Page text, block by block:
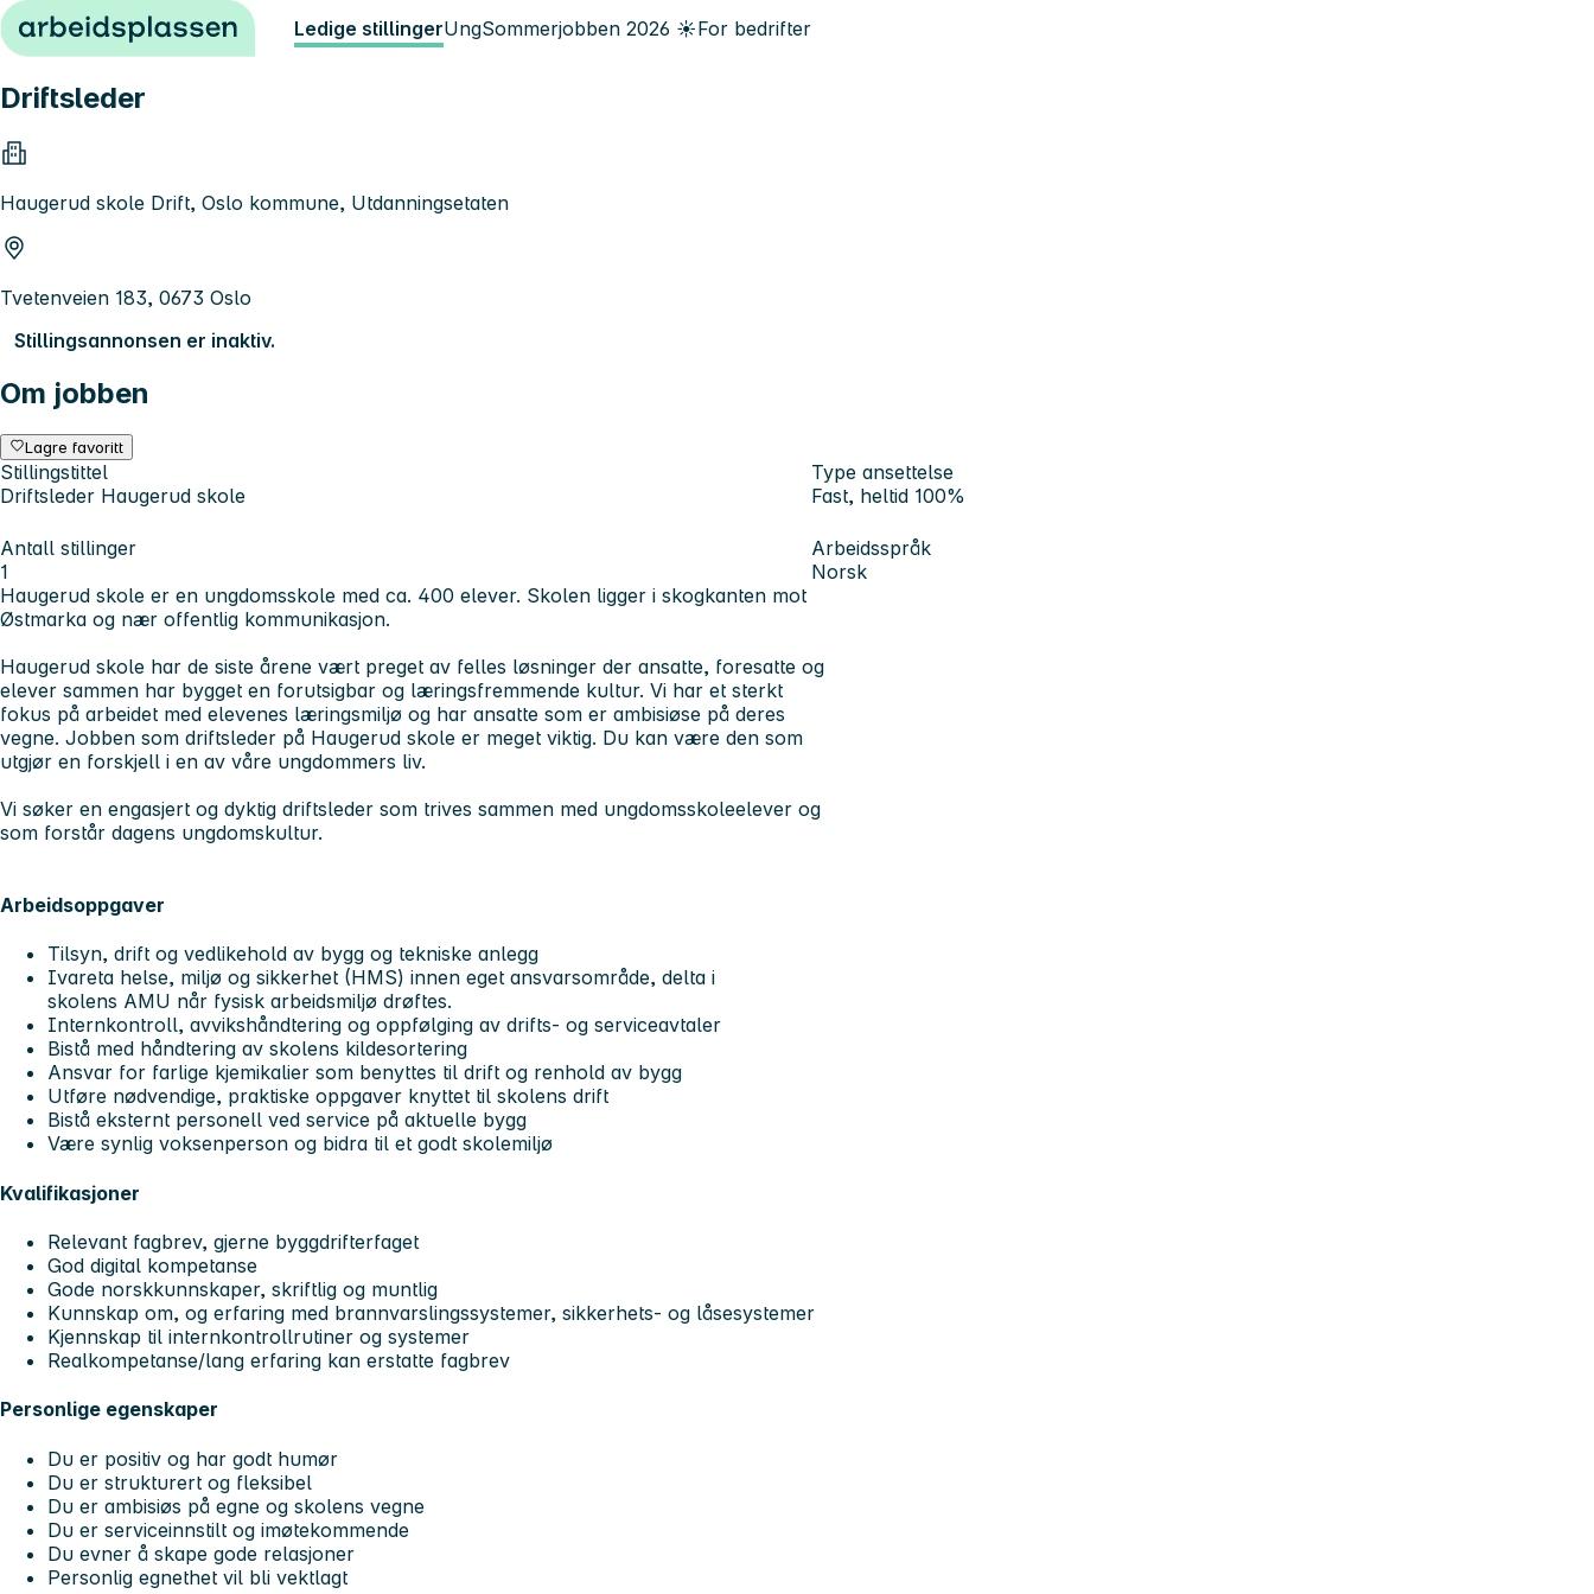
Hopp til innhold Ledige stillingerUngSommerjobben 2026 ☀️For bedrifter
Driftsleder
Haugerud skole Drift, Oslo kommune, Utdanningsetaten
Tvetenveien 183, 0673 Oslo
Stillingsannonsen er inaktiv.
Om jobben
Lagre favoritt
Stillingstittel
Driftsleder Haugerud skole
Type ansettelse
Fast, heltid 100%
Antall stillinger
1
Arbeidsspråk
Norsk
Haugerud skole er en ungdomsskole med ca. 400 elever. Skolen ligger i skogkanten mot
Østmarka og nær offentlig kommunikasjon.
Haugerud skole har de siste årene vært preget av felles løsninger der ansatte, foresatte og
elever sammen har bygget en forutsigbar og læringsfremmende kultur. Vi har et sterkt
fokus på arbeidet med elevenes læringsmiljø og har ansatte som er ambisiøse på deres
vegne. Jobben som driftsleder på Haugerud skole er meget viktig. Du kan være den som
utgjør en forskjell i en av våre ungdommers liv.
Vi søker en engasjert og dyktig driftsleder som trives sammen med ungdomsskoleelever og
som forstår dagens ungdomskultur.
Arbeidsoppgaver
Tilsyn, drift og vedlikehold av bygg og tekniske anlegg
Ivareta helse, miljø og sikkerhet (HMS) innen eget ansvarsområde, delta i
skolens AMU når fysisk arbeidsmiljø drøftes.
Internkontroll, avvikshåndtering og oppfølging av drifts- og serviceavtaler
Bistå med håndtering av skolens kildesortering
Ansvar for farlige kjemikalier som benyttes til drift og renhold av bygg
Utføre nødvendige, praktiske oppgaver knyttet til skolens drift
Bistå eksternt personell ved service på aktuelle bygg
Være synlig voksenperson og bidra til et godt skolemiljø
Kvalifikasjoner
Relevant fagbrev, gjerne byggdrifterfaget
God digital kompetanse
Gode norskkunnskaper, skriftlig og muntlig
Kunnskap om, og erfaring med brannvarslingssystemer, sikkerhets- og låsesystemer
Kjennskap til internkontrollrutiner og systemer
Realkompetanse/lang erfaring kan erstatte fagbrev
Personlige egenskaper
Du er positiv og har godt humør
Du er strukturert og fleksibel
Du er ambisiøs på egne og skolens vegne
Du er serviceinnstilt og imøtekommende
Du evner å skape gode relasjoner
Personlig egnethet vil bli vektlagt